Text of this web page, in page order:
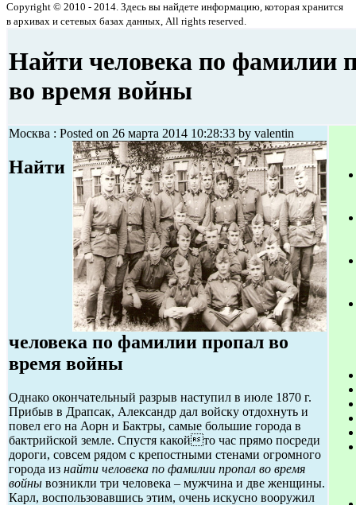
Copyright © 2010 - 2014. Здесь вы найдете информацию, которая хранится
в архивах и сетевых базах данных, All rights reserved.
Найти человека по фамилии
во время войны
Москва : Posted on 26 марта 2014 10:28:33 by valentin
Найти
человека по фамилии пропал во
время войны
Однако окончательный разрыв наступил в июле 1870 г.
Прибыв в Драпсак, Александр дал войску отдохнуть и
повел его на Аорн и Бактры, самые большие города в
бактрийской земле. Спустя какойто час прямо посреди
дороги, совсем рядом с крепостными стенами огромного
города из найти человека по фамилии пропал во время
войны возникли три человека – мужчина и две женщины.
Карл, воспользовавшись этим, очень искусно вооружил